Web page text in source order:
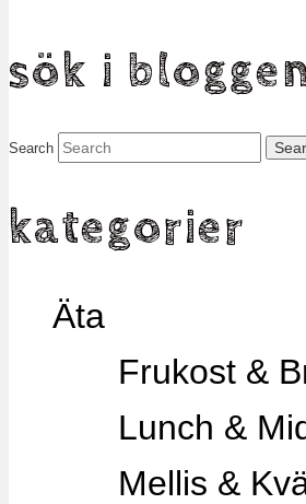
sök i
Search
kategorier
Äta
Frukost &
Lunch &
Mellis &